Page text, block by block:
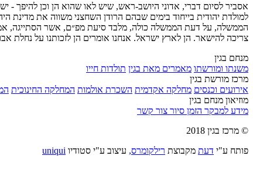
אסביר לסיום דברי, אדוני היושב-ראש, שיש לאו שהוא הן וכן להיפך -
למולדת יהודית בייחוד בימים שבהם הרודן השחצני משווה את מדינת
הממשלה, על דעת הממשלה כולה, מלבד סיעת מפ״ם, אשר הסתייגה,
צריכה להישאר. הן לארץ ישראל. אנחנו אומרים הן לזכותנו על נחלת
מנחם בגין
משנתו ומורשתו מאמרים מאת בגין תולדות חייו
מרכז מורשת בגין
אירועים וכנסים מחלקה אקדמית השכרת אולמות המחלקה החינוכית
מוזיאון מנחם בגין
מידע למבקר הזמן סיור צור קשר
© מרכז בגין 2018
פותח ע"י דעת מקבוצת רילקומרס, עיצוב ע"י סטודיו uniqui